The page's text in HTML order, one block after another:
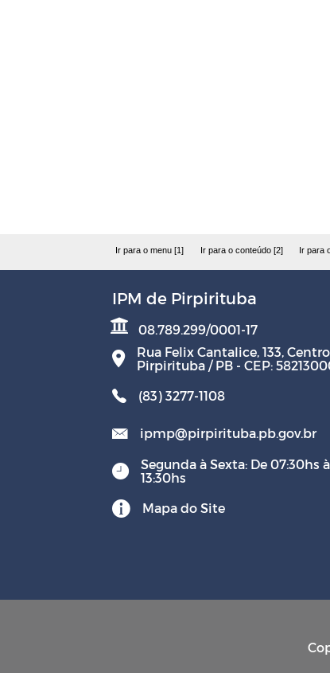
Ir para o menu [1] Ir para o conteúdo [2] Ir para
IPM de Pirpirituba
08.789.299/0001-17
Rua Felix Cantalice, 133, Centro
Pirpirituba / PB - CEP:
(83) 3277-1108
ipmp@pirpirituba.pb.gov.br
Segunda à Sexta: De 07:30hs
13:30hs
Mapa do Site